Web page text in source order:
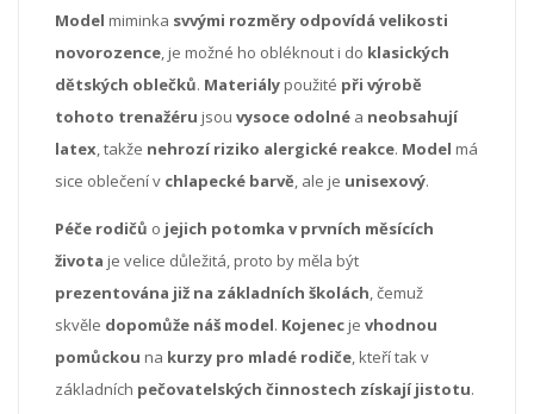
Model miminka svvými rozměry odpovídá velikosti
novorozence, je možné ho obléknout i do klasických
dětských oblečků. Materiály použité při výrobě
tohoto trenažéru jsou vysoce odolné a neobsahují
latex, takže nehrozí riziko alergické reakce. Model má
sice oblečení v chlapecké barvě, ale je unisexový.
Péče rodičů o jejich potomka v prvních měsících
života je velice důležitá, proto by měla být
prezentována již na základních školách, čemuž
skvěle dopomůže náš model. Kojenec je vhodnou
pomůckou na kurzy pro mladé rodiče, kteří tak v
základních pečovatelských činnostech získají jistotu.